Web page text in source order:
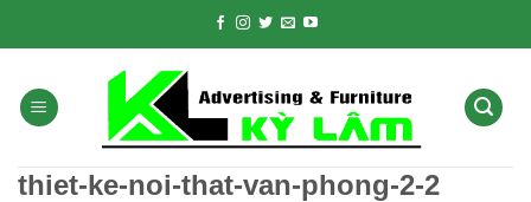
thiet-ke-noi-that-van-phong-2-2